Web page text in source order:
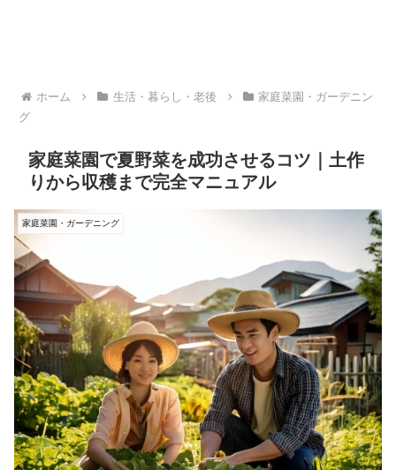
ホーム 生活・暮らし・老後
家庭菜園・ガーデニン
グ
家庭菜園で夏野菜を成功させるコツ｜土作
りから収穫まで完全マニュアル
家庭菜園・ガーデニング